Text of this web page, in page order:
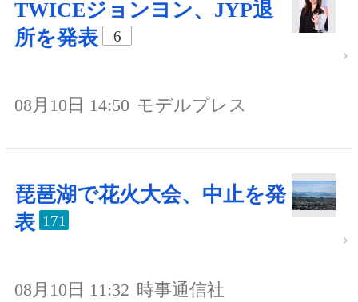
TWICEジョンヨン、JYP退
所を発表
6
08月10日 14:50 モデルプレス
琵琶湖で花火大会、中止を発
表 171
08月10日 11:32 時事通信社